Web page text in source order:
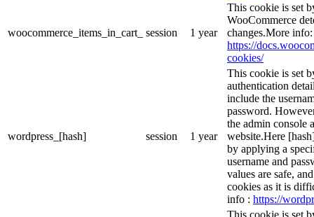
woocommerce_items_in_cart_ session 1 year
This cookie is set
WooCommerce
changes.More info:
https://
cookies/
wordpress_[hash] session 1 year
This cookie is set
authentication
include the
password.
the admin console
website.Here
by applying a
username and
values are safe,
cookies as it is
info : https://
This cookie is set